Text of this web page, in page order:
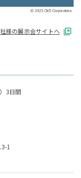
様の展示会サイトへ
3日間
1